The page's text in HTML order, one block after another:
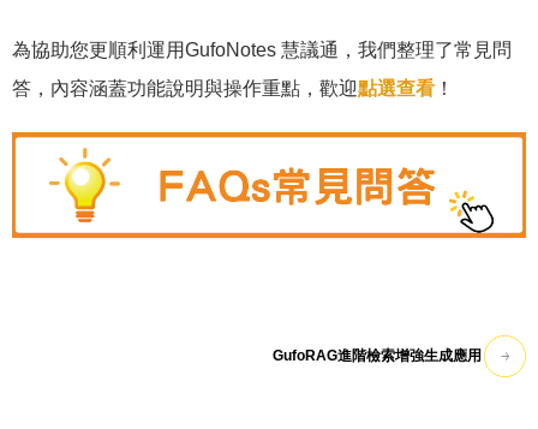
為協助您更順利運用GufoNotes 慧議通，我們整理了常見問
答，內容涵蓋功能說明與操作重點，歡迎點選查看 ！
GufoRAG進階檢索增強生成應用